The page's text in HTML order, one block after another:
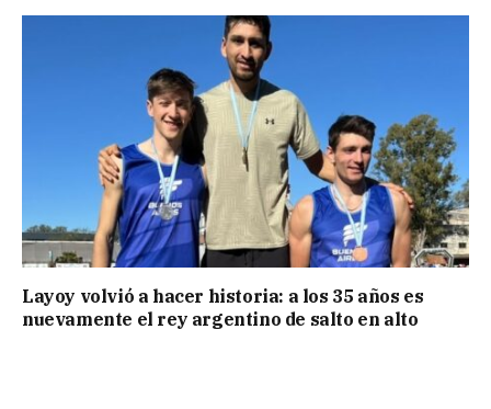
Layoy volvió a hacer historia: a los 35 años es
nuevamente el rey argentino de salto en alto